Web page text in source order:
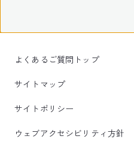
よくあるご質問トップ
サイトマップ
サイトポリシー
ウェブアクセシビリティ方針